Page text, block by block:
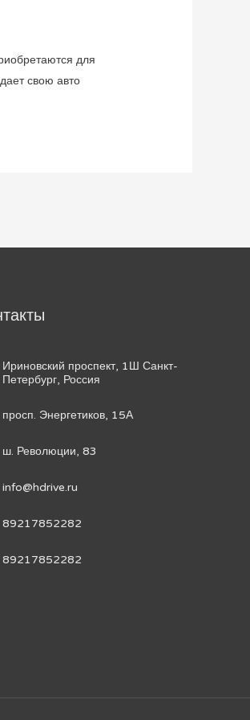
для
свою авто
Ириновский проспект, 1Ш Санкт-
Петербург, Россия
просп. Энергетиков, 15А
ш. Революции, 83
info@hdrive.ru
89217852282
89217852282